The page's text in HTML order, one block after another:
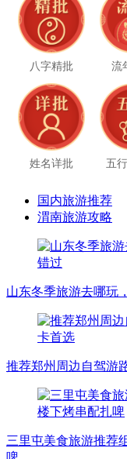
八字精批 流
姓名详批 五
国内旅游推荐
渭南旅游攻略
山东冬季旅游去哪玩
推荐郑州周边自驾游
三里屯美食旅游推荐